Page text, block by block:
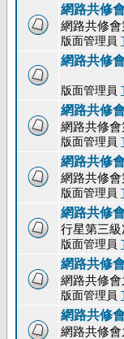
網路共修
網路共修
版面管理員
網路共修
版面管理員
網路共修
網路共修
版面管理員
網路共修
網路共修
版面管理員
網路共修
行星第三
版面管理員
網路共修
網路共修會
版面管理員
網路共修
網路共修會